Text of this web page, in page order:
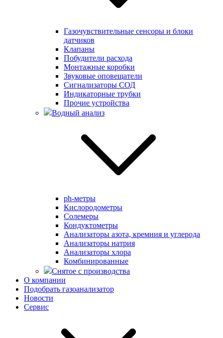
Газочувствительные сенсоры и блоки
датчиков
Клапаны
Побудители расхода
Монтажные коробки
Звуковые оповещатели
Сигнализаторы СОД
Индикаторные трубки
Прочие устройства
Водный анализ
ph-метры
Кислородометры
Солемеры
Кондуктометры
Анализаторы азота, кремния и углерода
Анализаторы натрия
Анализаторы хлора
Комбинированные
Снятое с производства
О компании
Подобрать газоанализатор
Новости
Сервис